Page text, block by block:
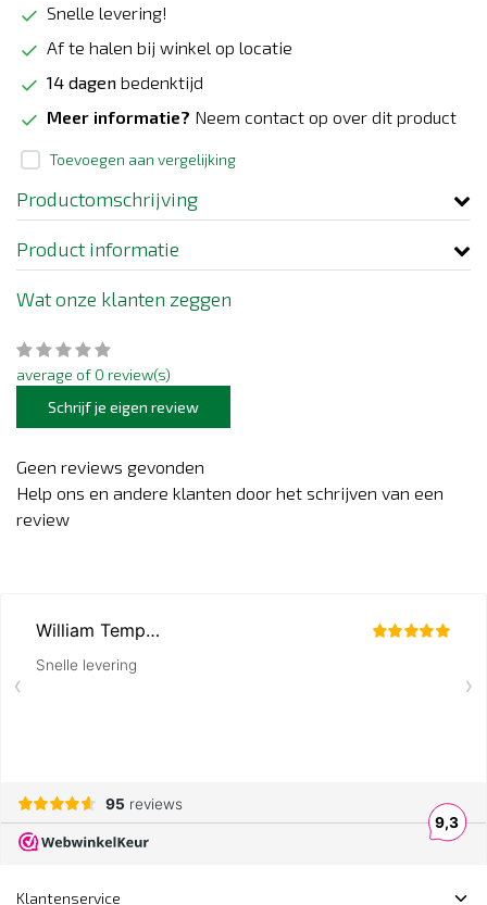
Snelle levering!
Af te halen bij winkel op locatie
14 dagen bedenktijd
Meer informatie? Neem contact op over dit product
Toevoegen aan vergelijking
Productomschrijving
Product informatie
Wat onze klanten zeggen
average of 0 review(s)
Schrijf je eigen review
Geen reviews gevonden
Help ons en andere klanten door het schrijven van een
review
Klantenservice